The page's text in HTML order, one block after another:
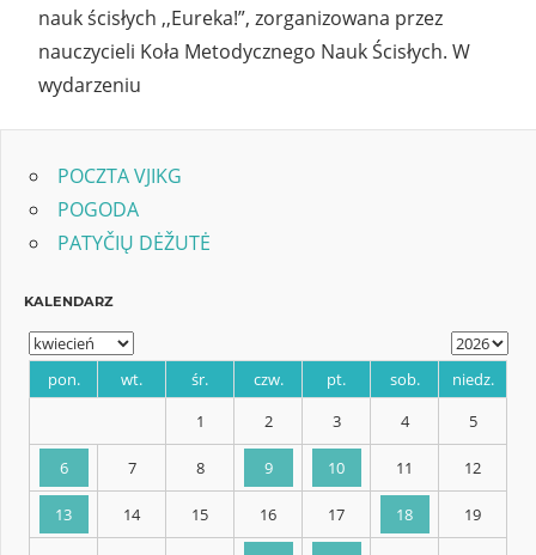
nauk ścisłych ,,Eureka!”, zorganizowana przez
nauczycieli Koła Metodycznego Nauk Ścisłych. W
wydarzeniu
POCZTA VJIKG
POGODA
PATYČIŲ DĖŽUTĖ